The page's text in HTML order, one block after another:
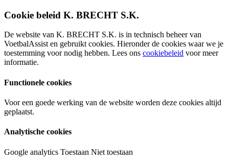
Cookie beleid K. BRECHT S.K.
De website van K. BRECHT S.K. is in technisch beheer van
VoetbalAssist en gebruikt cookies. Hieronder de cookies waar we je
toestemming voor nodig hebben. Lees ons cookiebeleid voor meer
informatie.
Functionele cookies
Voor een goede werking van de website worden deze cookies altijd
geplaatst.
Analytische cookies
Google analytics Toestaan Niet toestaan